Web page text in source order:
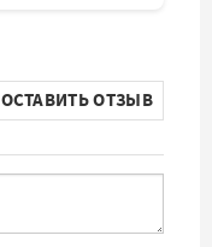
ОСТАВИТЬ ОТЗЫВ